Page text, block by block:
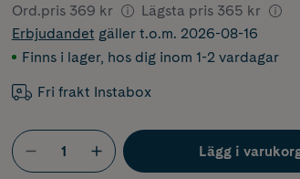
Ord.pris 369 kr Lägsta pris 365 kr
Erbjudandet gäller t.o.m. 2026-08-16
Finns i lager, hos dig inom 1-2 vardagar
Fri frakt Instabox
Lägg i